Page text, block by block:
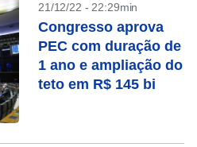
21/12/22 - 22:29min
Congresso aprova
PEC com duração de
1 ano e ampliação do
teto em R$ 145 bi